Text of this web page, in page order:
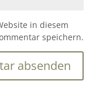
in diesem
speichern.